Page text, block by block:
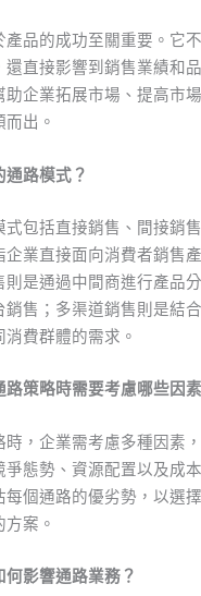
產品的成功至關重要。它
還直接影響到銷售業績和
助企業拓展市場、提高市
出。
通路模式？
式包括直接銷售、間接銷
企業直接面向消費者銷售
則是通過中間商進行產品
銷售；多渠道銷售則是結
費群體的需求。
路策略時需要考慮哪些因
時，企業需考慮多種因素
爭態勢、資源配置以及成
每個通路的優劣勢，以選
案。
何影響通路業務？